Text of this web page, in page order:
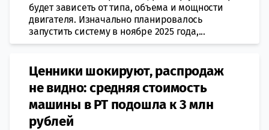
будет зависеть от типа, объема и мощности
двигателя. Изначально планировалось
запустить систему в ноябре 2025 года,...
Ценники шокируют, распродаж
не видно: средняя стоимость
машины в РТ подошла к 3 млн
рублей